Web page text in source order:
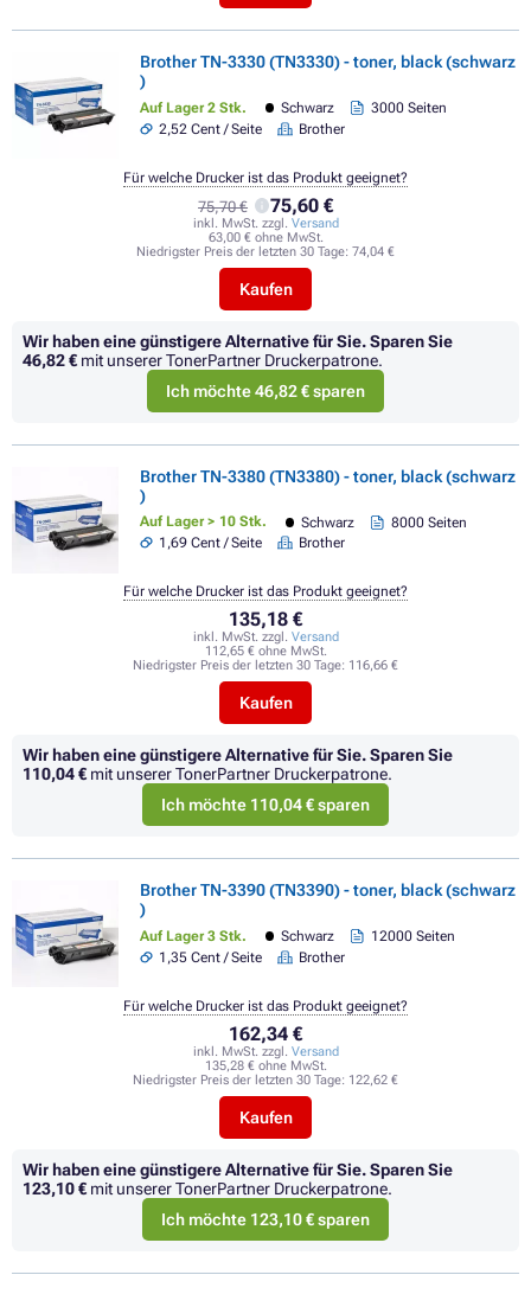
Brother TN-3330 (TN3330) - toner, black (schwarz
)
Auf Lager 2 Stk. Schwarz
3000 Seiten
2,52 Cent / Seite
Brother
75,70 € 75,60 €
inkl. MwSt. zzgl. Versand
63,00 € ohne MwSt.
Niedrigster Preis der letzten 30 Tage: 74,04 €
Kaufen
Für welche Drucker ist das Produkt geeignet?
Wir haben eine günstigere Alternative für Sie.Sparen Sie
46,82 € mit unserer TonerPartner Druckerpatrone.
Ich möchte 46,82 € sparen
Brother TN-3380 (TN3380) - toner, black (schwarz
)
Auf Lager > 10 Stk. Schwarz
8000 Seiten
1,69 Cent / Seite
Brother
135,18 €
inkl. MwSt. zzgl. Versand
112,65 € ohne MwSt.
Niedrigster Preis der letzten 30 Tage: 116,66 €
Kaufen
Für welche Drucker ist das Produkt geeignet?
Wir haben eine günstigere Alternative für Sie.Sparen Sie
110,04 € mit unserer TonerPartner Druckerpatrone.
Ich möchte 110,04 € sparen
Brother TN-3390 (TN3390) - toner, black (schwarz
)
Auf Lager 3 Stk. Schwarz
12000 Seiten
1,35 Cent / Seite
Brother
162,34 €
inkl. MwSt. zzgl. Versand
135,28 € ohne MwSt.
Niedrigster Preis der letzten 30 Tage: 122,62 €
Kaufen
Für welche Drucker ist das Produkt geeignet?
Wir haben eine günstigere Alternative für Sie.Sparen Sie
123,10 € mit unserer TonerPartner Druckerpatrone.
Ich möchte 123,10 € sparen